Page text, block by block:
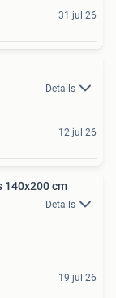
31 jul 26
Details
12 jul 26
140x200 cm
Details
19 jul 26